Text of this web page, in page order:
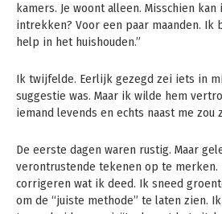
kamers. Je woont alleen. Misschien
intrekken? Voor een paar maanden. Ik
help in het huishouden.”
Ik twijfelde. Eerlijk gezegd zei iets in
suggestie was. Maar ik wilde hem
iemand levends en echts naast me zou
De eerste dagen waren rustig. Maar
verontrustende tekenen op te merken.
corrigeren wat ik deed. Ik sneed
om de “juiste methode” te laten zien.